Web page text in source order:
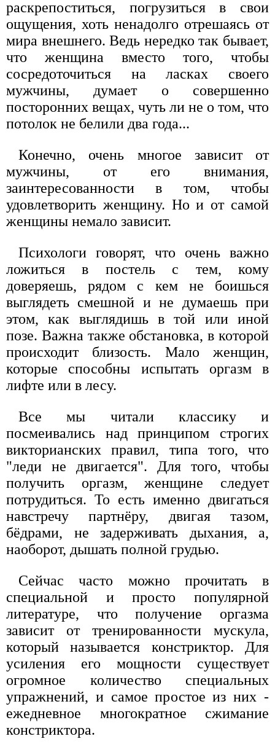
раскрепоститься, погрузиться в свои
ощущения, хоть ненадолго отрешаясь от
мира внешнего. Ведь нередко так бывает,
что женщина вместо того, чтобы
сосредоточиться на ласках своего
мужчины, думает о совершенно
посторонних вещах, чуть ли не о том, что
потолок не белили два года...
Конечно, очень многое зависит от
мужчины, от его внимания,
заинтересованности в том, чтобы
удовлетворить женщину. Но и от самой
женщины немало зависит.
Психологи говорят, что очень важно
ложиться в постель с тем, кому
доверяешь, рядом с кем не боишься
выглядеть смешной и не думаешь при
этом, как выглядишь в той или иной
позе. Важна также обстановка, в которой
происходит близость. Мало женщин,
которые способны испытать оргазм в
лифте или в лесу.
Все мы читали классику и
посмеивались над принципом строгих
викторианских правил, типа того, что
"леди не двигается". Для того, чтобы
получить оргазм, женщине следует
потрудиться. То есть именно двигаться
навстречу партнёру, двигая тазом,
бёдрами, не задерживать дыхания, а,
наоборот, дышать полной грудью.
Сейчас часто можно прочитать в
специальной и просто популярной
литературе, что получение оргазма
зависит от тренированности мускула,
который называется констриктор. Для
усиления его мощности существует
огромное количество специальных
упражнений, и самое простое из них -
ежедневное многократное сжимание
констриктора.